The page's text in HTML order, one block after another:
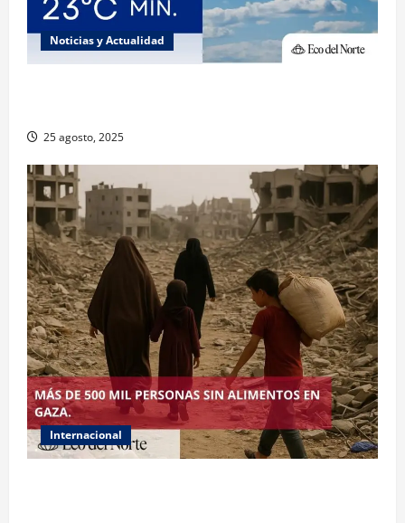
Noticias y Actualidad
25 agosto, 2025
Internacional